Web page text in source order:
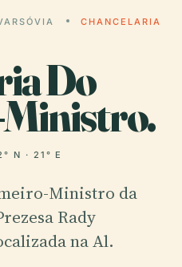
CHANCELARIA
Do
N · 21° E
Ministro da
Rady
na Al.